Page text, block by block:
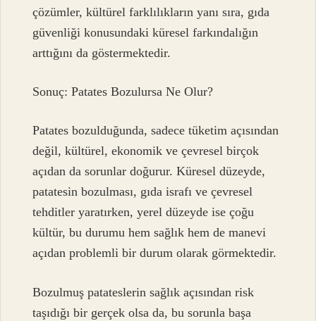
çözümler, kültürel farklılıkların yanı sıra, gıda
güvenliği konusundaki küresel farkındalığın
arttığını da göstermektedir.
Sonuç: Patates Bozulursa Ne Olur?
Patates bozulduğunda, sadece tüketim açısından
değil, kültürel, ekonomik ve çevresel birçok
açıdan da sorunlar doğurur. Küresel düzeyde,
patatesin bozulması, gıda israfı ve çevresel
tehditler yaratırken, yerel düzeyde ise çoğu
kültür, bu durumu hem sağlık hem de manevi
açıdan problemli bir durum olarak görmektedir.
Bozulmuş patateslerin sağlık açısından risk
taşıdığı bir gerçek olsa da, bu sorunla başa